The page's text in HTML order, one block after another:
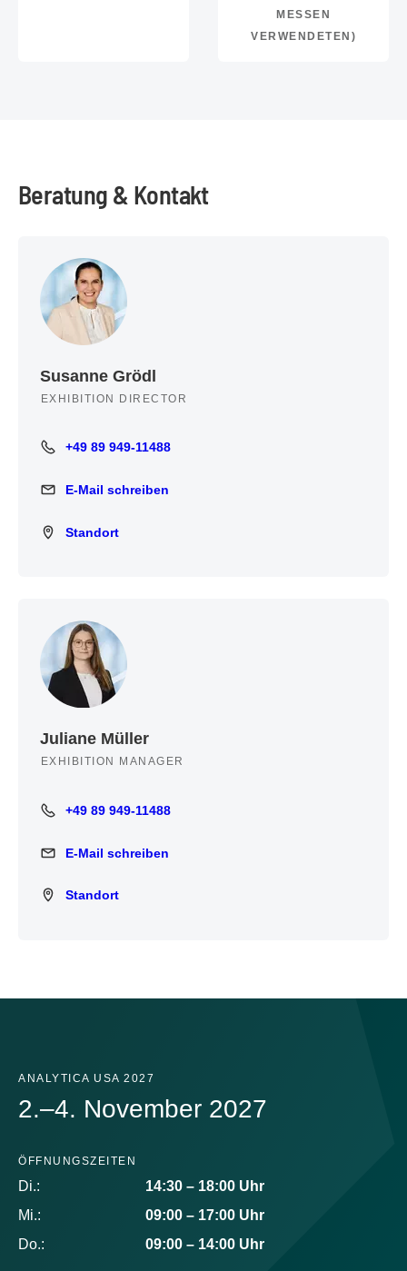
MESSEN
VERWENDETEN)
Beratung & Kontakt
Susanne Grödl
EXHIBITION DIRECTOR
+49 89 949-11488
+49 89 949-11488
E-Mail schreiben
E-Mail schreiben
Standort
Standort
Juliane Müller
EXHIBITION MANAGER
+49 89 949-11488
+49 89 949-11488
E-Mail schreiben
E-Mail schreiben
Standort
Standort
ANALYTICA USA 2027
2.–4. November 2027
ÖFFNUNGSZEITEN
Di.:
14:30 – 18:00 Uhr
Mi.:
09:00 – 17:00 Uhr
Do.:
09:00 – 14:00 Uhr